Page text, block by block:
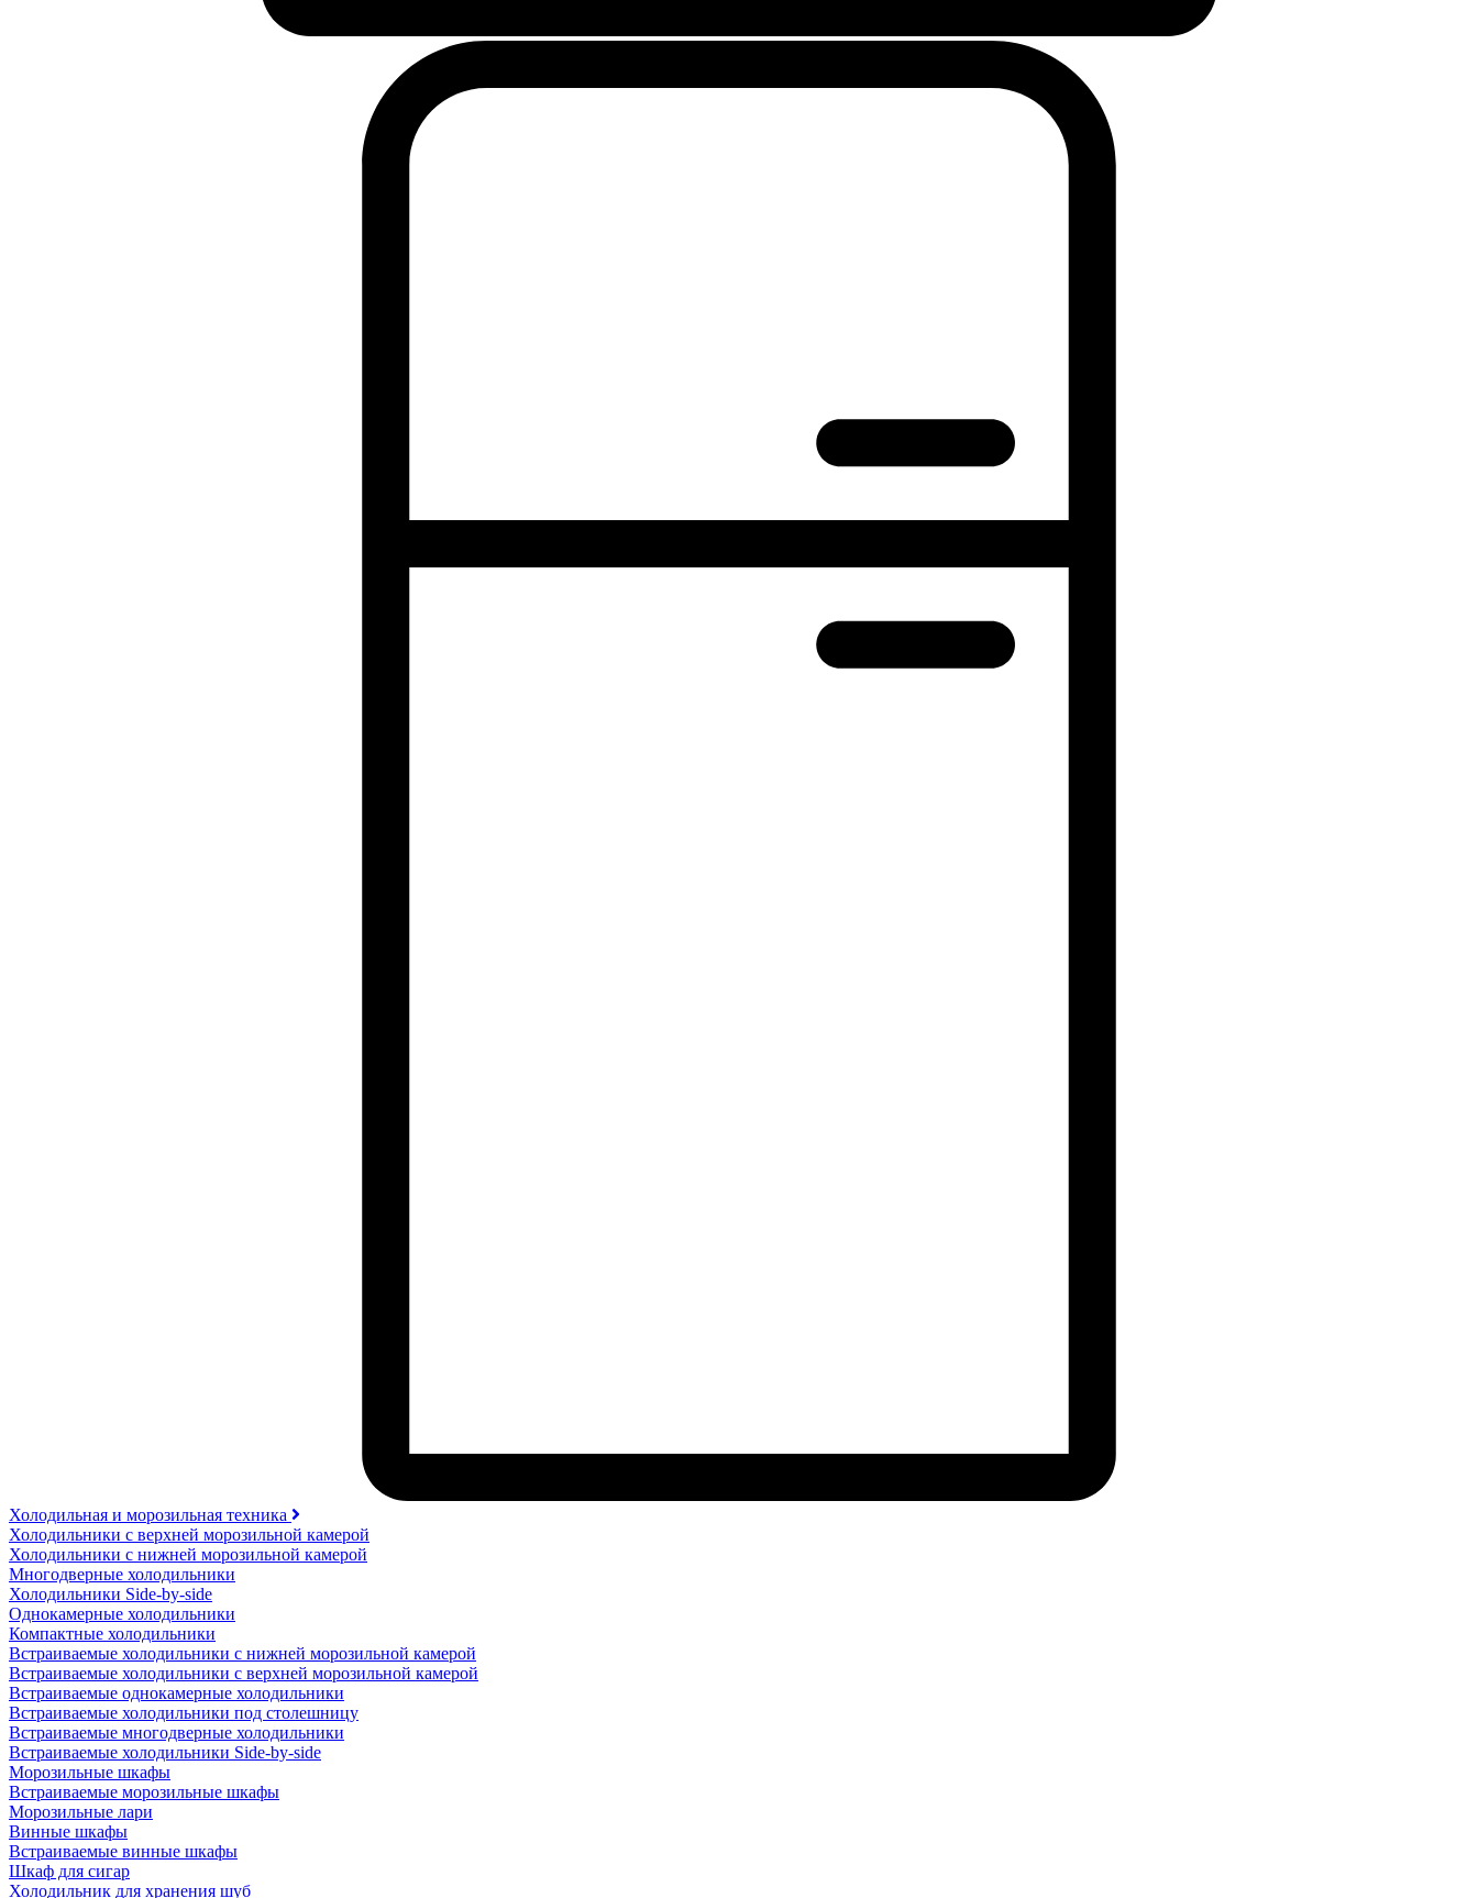
Холодильная и морозильная техника
Холодильники с верхней морозильной камерой
Холодильники с нижней морозильной камерой
Многодверные холодильники
Холодильники Side-by-side
Однокамерные холодильники
Компактные холодильники
Встраиваемые холодильники с нижней морозильной камерой
Встраиваемые холодильники с верхней морозильной камерой
Встраиваемые однокамерные холодильники
Встраиваемые холодильники под столешницу
Встраиваемые многодверные холодильники
Встраиваемые холодильники Side-by-side
Морозильные шкафы
Встраиваемые морозильные шкафы
Морозильные лари
Винные шкафы
Встраиваемые винные шкафы
Шкаф для сигар
Холодильник для хранения шуб